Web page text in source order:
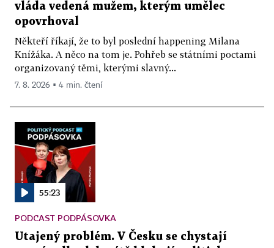
vláda vedená mužem, kterým umělec
opovrhoval
Někteří říkají, že to byl poslední happening Milana
Knížáka. A něco na tom je. Pohřeb se státními poctami
organizovaný těmi, kterými slavný...
7. 8. 2026 ▪ 4 min. čtení
55:23
PODCAST PODPÁSOVKA
Utajený problém. V Česku se chystají